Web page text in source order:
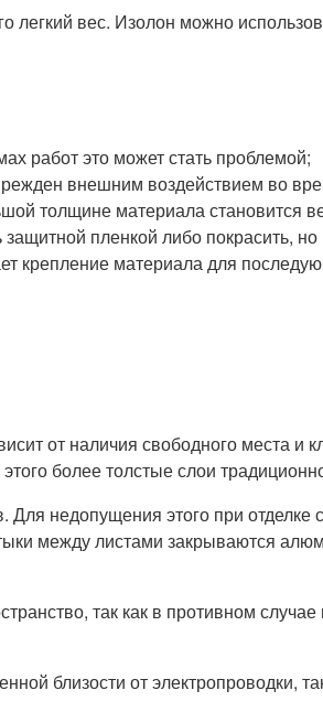
легкий вес. Изолон можно
работ это может стать проблемой;
внешним воздействием во
толщине материала становится
пленкой либо покрасить,
крепление материала для
от наличия свободного места и
более толстые слои
недопущения этого при
между листами закрываются
так как в противном
близости от электропроводки,